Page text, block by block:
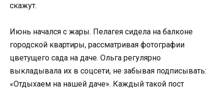
скажут.
Июнь начался с жары. Пелагея сидела на балконе
городской квартиры, рассматривая фотографии
цветущего сада на даче. Ольга регулярно
выкладывала их в соцсети, не забывая подписывать:
«Отдыхаем на нашей даче». Каждый такой пост